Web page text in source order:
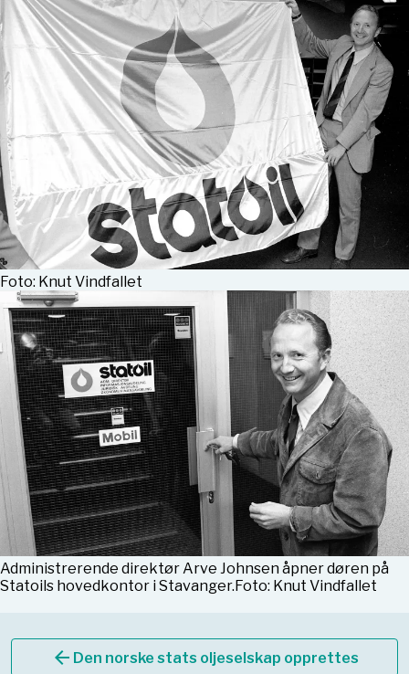
Foto: Knut Vindfallet
Administrerende direktør Arve Johnsen åpner døren på
Statoils hovedkontor i Stavanger.Foto: Knut Vindfallet
arrow_back Den norske stats oljeselskap opprettes